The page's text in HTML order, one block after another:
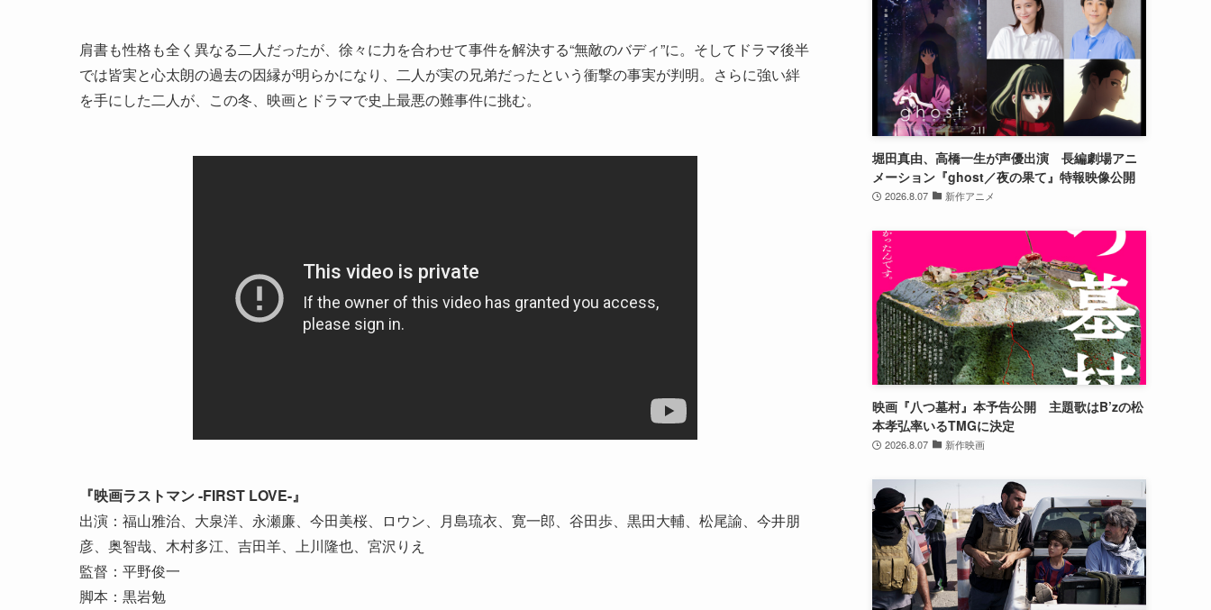
肩書も性格も全く異なる二人だったが、徐々に力を合わせて事件を解決する“無敵のバディ”に。そしてドラマ後半
では皆実と心太朗の過去の因縁が明らかになり、二人が実の兄弟だったという衝撃の事実が判明。さらに強い絆
を手にした二人が、この冬、映画とドラマで史上最悪の難事件に挑む。
『映画ラストマン -FIRST LOVE-』
出演：福山雅治、大泉洋、永瀬廉、今田美桜、ロウン、月島琉衣、寛一郎、谷田歩、黒田大輔、松尾諭、今井朋
彦、奥智哉、木村多江、吉田羊、上川隆也、宮沢りえ
監督：平野俊一
脚本：黒岩勉
堀田真由、高橋一生が声優出演 長編劇場アニ
メーション『ghost／夜の果て』特報映像公開
2026.8.07 新作アニメ
映画『八つ墓村』本予告公開 主題歌はB’zの松
本孝弘率いるTMGに決定
2026.8.07 新作映画